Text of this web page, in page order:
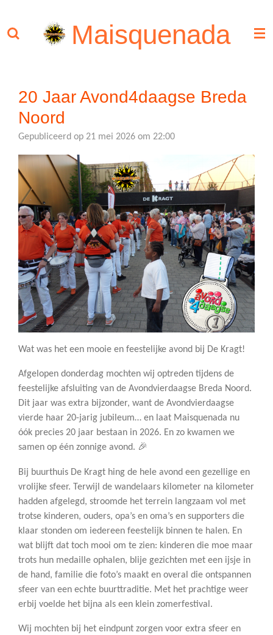
direct
naar
Maisquenada
20 Jaar Avond4daagse Breda
Noord
Gepubliceerd op 21 mei 2026 om 22:00
Wat was het een mooie en feestelijke avond bij De Kragt!
Afgelopen donderdag mochten wij optreden tijdens de
feestelijke afsluiting van de Avondvierdaagse Breda Noord.
Dit jaar was extra bijzonder, want de Avondvierdaagse
vierde haar 20-jarig jubileum… en laat Maisquenada nu
óók precies 20 jaar bestaan in 2026. En zo kwamen we
samen op één zonnige avond. 🎉
Bij buurthuis De Kragt hing de hele avond een gezellige en
vrolijke sfeer. Terwijl de wandelaars kilometer na kilometer
hadden afgelegd, stroomde het terrein langzaam vol met
trotse kinderen, ouders, opa’s en oma’s en supporters die
klaar stonden om iedereen feestelijk binnen te halen. En
wat blijft dat toch mooi om te zien: kinderen die moe maar
trots hun medaille ophalen, blije gezichten met een ijsje in
de hand, familie die foto’s maakt en overal die ontspannen
sfeer van een echte buurttraditie. Met het prachtige weer
erbij voelde het bijna als een klein zomerfestival.
Wij mochten bij het eindpunt zorgen voor extra sfeer en